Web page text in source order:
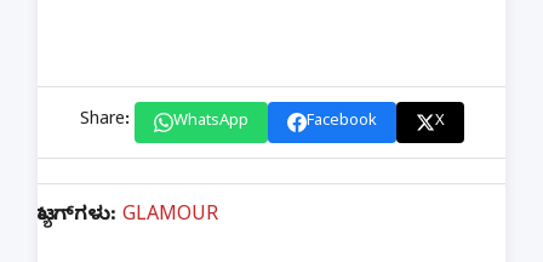
Share: WhatsApp Facebook X
ಟ್ಯಾಗ್‌ಗಳು: GLAMOUR